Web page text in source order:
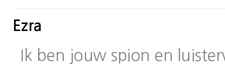
Ezra
Ik ben jouw spion en